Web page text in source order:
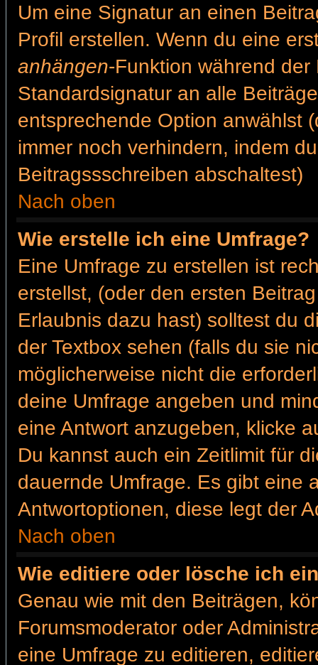
Um eine Signatur an einen
Profil erstellen. Wenn du eine
anhängen-Funktion während
Standardsignatur an alle
entsprechende Option anwählst
immer noch verhindern, indem
Beitragssschreiben abschaltest)
Nach oben
Wie erstelle ich eine Umfrage?
Eine Umfrage zu erstellen ist
erstellst, (oder den ersten
Erlaubnis dazu hast) solltest du
der Textbox sehen (falls du sie
möglicherweise nicht die
deine Umfrage angeben und
eine Antwort anzugeben, klicke
Du kannst auch ein Zeitlimit für
dauernde Umfrage. Es gibt eine
Antwortoptionen, diese legt der
Nach oben
Wie editiere oder lösche ich
Genau wie mit den Beiträgen,
Forumsmoderator oder
eine Umfrage zu editieren,